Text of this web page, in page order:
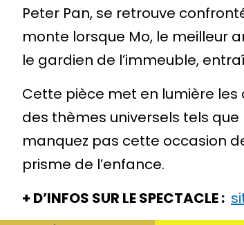
Peter Pan, se retrouve
monte lorsque Mo, le meilleur
le gardien de l’immeuble,
Cette pièce met en lumière les
des thèmes universels tels
manquez pas cette occasion
prisme de l’enfance.
+ D’INFOS SUR LE SPECTACLE :